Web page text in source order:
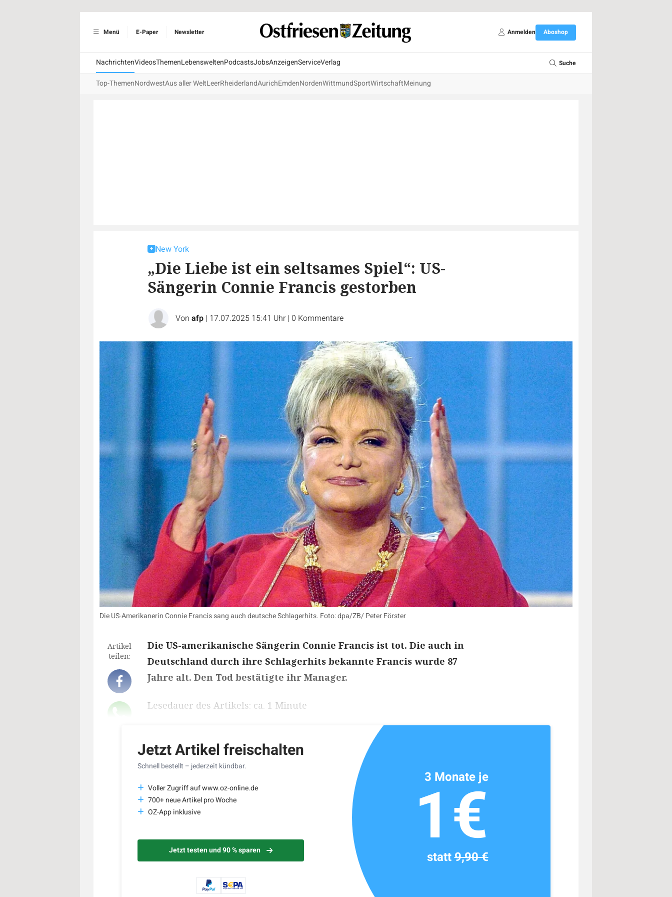
Menü E-Paper Newsletter Anmelden Aboshop
NachrichtenVideosThemenLebensweltenPodcastsJobsAnzeigenServiceVerlag Suche
Top-ThemenNordwestAus aller WeltLeerRheiderlandAurichEmdenNordenWittmundSportWirtschaftMeinung
New York
„Die Liebe ist ein seltsames Spiel“: US-
Sängerin Connie Francis gestorben
Von afp | 17.07.2025 15:41 Uhr | 0 Kommentare
Die US-Amerikanerin Connie Francis sang auch deutsche Schlagerhits. Foto: dpa/ZB/ Peter Förster
Artikel
teilen:
Die US-amerikanische Sängerin Connie Francis ist tot. Die auch in
Deutschland durch ihre Schlagerhits bekannte Francis wurde 87
Jahre alt. Den Tod bestätigte ihr Manager.
Lesedauer des Artikels: ca. 1 Minute
Jetzt Artikel freischalten
Schnell bestellt – jederzeit kündbar.
Voller Zugriff auf www.oz-online.de
700+ neue Artikel pro Woche
OZ-App inklusive
Jetzt testen und 90 % sparen
3 Monate je
1€
statt9,90 €